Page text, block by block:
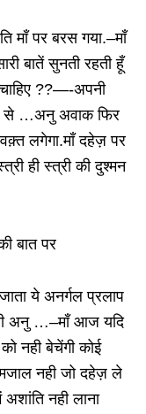
माँ पर बरस गया.–माँ
बातें सुनती रहती हूँ
??—-अपनी
से …अनु अवाक फिर
लगेगा.माँ दहेज़ पर
ही स्त्री की दुश्मन
बात पर
ये अनर्गल प्रलाप
अनु …–माँ आज यदि
नही बेचेंगी कोई
मजाल नही जो दहेज़ ले
नही लाना